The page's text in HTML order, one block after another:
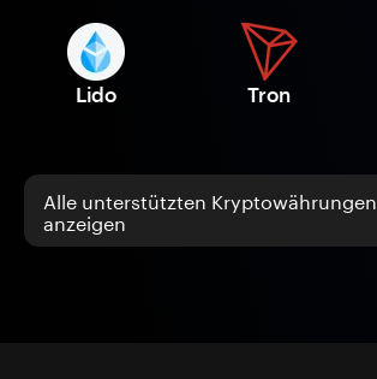
Lido Tron
Alle unterstützten Kryptowährungen
anzeigen